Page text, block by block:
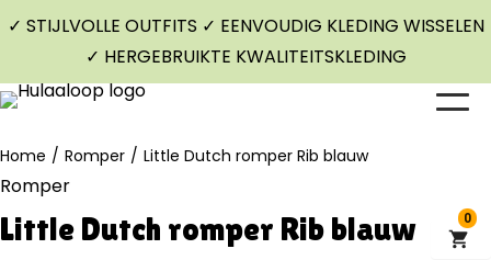
✓ STIJLVOLLE OUTFITS ✓ EENVOUDIG KLEDING WISSELEN
✓ HERGEBRUIKTE KWALITEITSKLEDING
Home / Romper / Little Dutch romper Rib blauw
Romper
Little Dutch romper Rib blauw 0